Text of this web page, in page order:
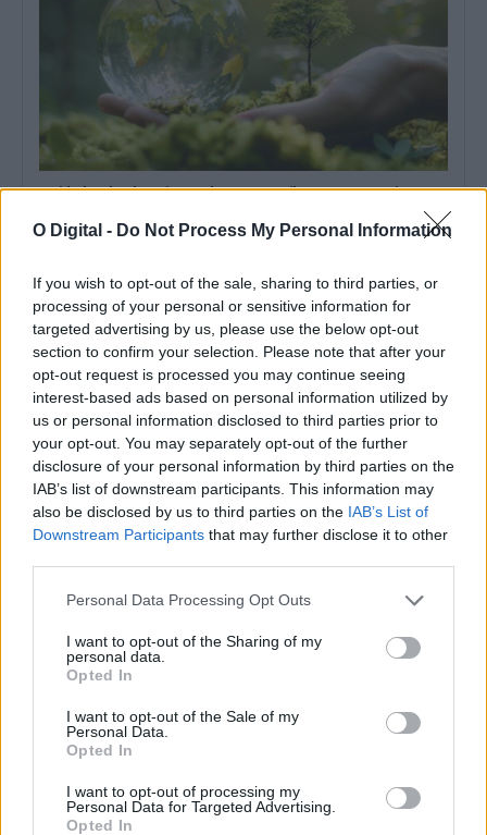
O Digital - Do Not Process My Personal Information
If you wish to opt-out of the sale, sharing to third parties, or
processing of your personal or sensitive information for
targeted advertising by us, please use the below opt-out
section to confirm your selection. Please note that after your
opt-out request is processed you may continue seeing
interest-based ads based on personal information utilized by
us or personal information disclosed to third parties prior to
your opt-out. You may separately opt-out of the further
disclosure of your personal information by third parties on the
IAB’s list of downstream participants. This information may
also be disclosed by us to third parties on the IAB’s List of
Downstream Participants that may further disclose it to other
Personal Data Processing Opt Outs
I want to opt-out of the Sharing of my
personal data.
Opted In
I want to opt-out of the Sale of my
Personal Data.
Opted In
I want to opt-out of processing my
Personal Data for Targeted Advertising.
Opted In
Entidades do Alentejo recebem 738,8 mil euros para projetos
Quatro entidades com ligação ao Alentejo vão receber um total
de 738,8 mil euros...
em Alvito
vai ministrar um novo...
5 Agosto, 2026 - 20:00